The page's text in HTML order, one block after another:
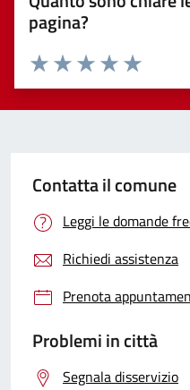
pagina?
Valuta 5
Valuta 4 stelle
Valuta 3 stelle su 5
Valuta 2 stelle su 5
Valuta 1 stelle su 5
Contatta il comune
Leggi le domande
Richiedi assistenza
Prenota
Problemi in città
Segnala disservizio